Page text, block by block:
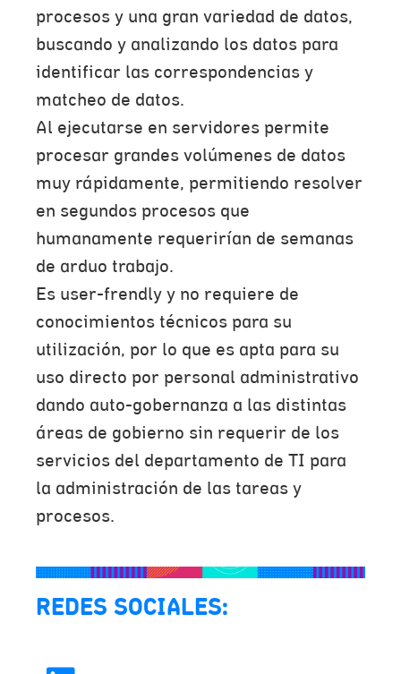
procesos y una gran variedad de datos,
buscando y analizando los datos para
identificar las correspondencias y
matcheo de datos.
Al ejecutarse en servidores permite
procesar grandes volúmenes de datos
muy rápidamente, permitiendo resolver
en segundos procesos que
humanamente requerirían de semanas
de arduo trabajo.
Es user-frendly y no requiere de
conocimientos técnicos para su
utilización, por lo que es apta para su
uso directo por personal administrativo
dando auto-gobernanza a las distintas
áreas de gobierno sin requerir de los
servicios del departamento de TI para
la administración de las tareas y
procesos.
REDES SOCIALES: